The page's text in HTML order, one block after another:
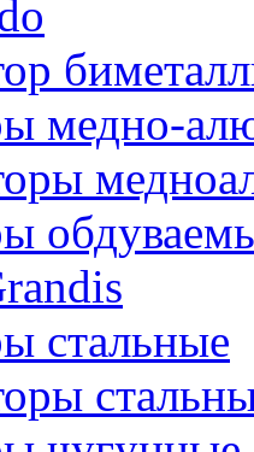
медно-
стальные